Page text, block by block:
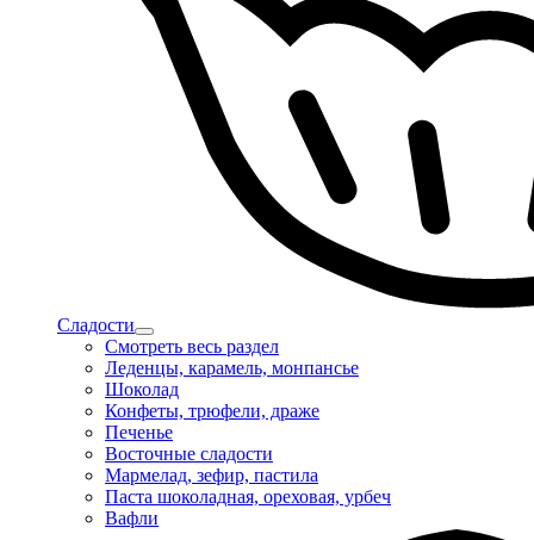
Сладости
Смотреть весь раздел
Леденцы, карамель, монпансье
Шоколад
Конфеты, трюфели, драже
Печенье
Восточные сладости
Мармелад, зефир, пастила
Паста шоколадная, ореховая, урбеч
Вафли